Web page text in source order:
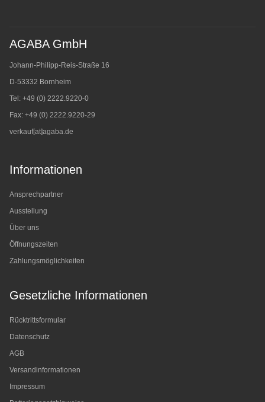
AGABA GmbH
Johann-Philipp-Reis-Straße 16
D-53332 Bornheim
Tel: +49 (0) 2222.9220-0
Fax: +49 (0) 2222.9220-29
verkauf[at]agaba.de
Informationen
Ansprechpartner
Ausstellung
Über uns
Öffnungszeiten
Zahlungsmöglichkeiten
Gesetzliche Informationen
Rücktrittsformular
Datenschutz
AGB
Versandinformationen
Impressum